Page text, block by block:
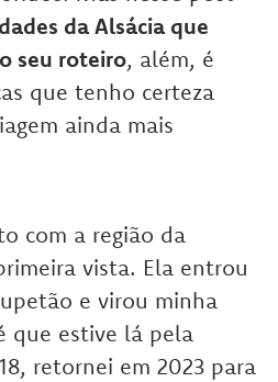
da Alsácia que
seu roteiro, além, é
que tenho certeza
ainda mais
com a região da
vista. Ela entrou
e virou minha
que estive lá pela
retornei em 2023 para